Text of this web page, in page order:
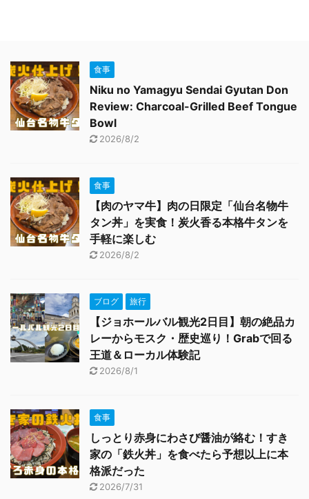
食事
Niku no Yamagyu Sendai Gyutan Don
Review: Charcoal-Grilled Beef Tongue
Bowl
2026/8/2
食事
【肉のヤマ牛】肉の日限定「仙台名物牛
タン丼」を実食！炭火香る本格牛タンを
手軽に楽しむ
2026/8/2
ブログ 旅行
【ジョホールバル観光2日目】朝の絶品カ
レーからモスク・歴史巡り！Grabで回る
王道＆ローカル体験記
2026/8/1
食事
しっとり赤身にわさび醤油が絡む！すき
家の「鉄火丼」を食べたら予想以上に本
格派だった
2026/7/31